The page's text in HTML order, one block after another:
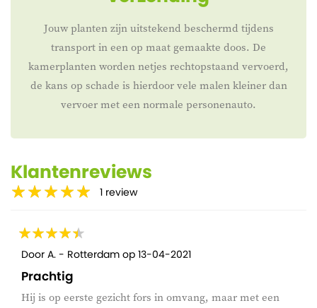
Jouw planten zijn uitstekend beschermd tijdens
transport in een op maat gemaakte doos. De
kamerplanten worden netjes rechtopstaand vervoerd,
de kans op schade is hierdoor vele malen kleiner dan
vervoer met een normale personenauto.
Klantenreviews
1 review
Door A. - Rotterdam op 13-04-2021
Prachtig
Hij is op eerste gezicht fors in omvang, maar met een